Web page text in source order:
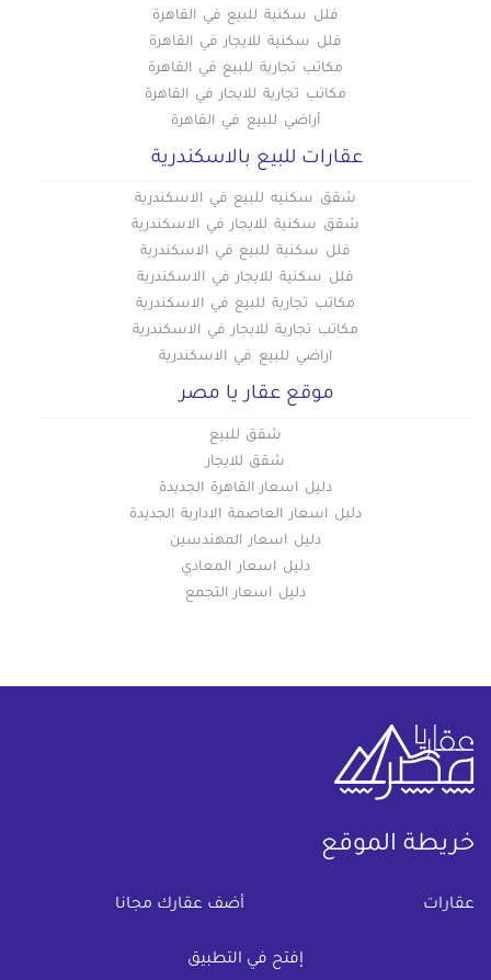
إفتح في التطبيق
فلل سكنية للبيع في القاهرة
فلل سكنية للايجار في القاهرة
مكاتب تجارية للبيع في القاهرة
مكاتب تجارية للايجار في القاهرة
أراضي للبيع في القاهرة
عقارات للبيع بالاسكندرية
شقق سكنيه للبيع في الاسكندرية
شقق سكنية للايجار في الاسكندرية
فلل سكنية للبيع في الاسكندرية
فلل سكنية للايجار في الاسكندرية
مكاتب تجارية للبيع في الاسكندرية
مكاتب تجارية للايجار في الاسكندرية
اراضي للبيع في الاسكندرية
موقع عقار يا مصر
شقق للبيع
شقق للايجار
دليل اسعار القاهرة الجديدة
دليل اسعار العاصمة الادارية الجديدة
دليل اسعار المهندسين
دليل اسعار المعادي
دليل اسعار التجمع
خريطة الموقع
عقارات أضف عقارك مجانا